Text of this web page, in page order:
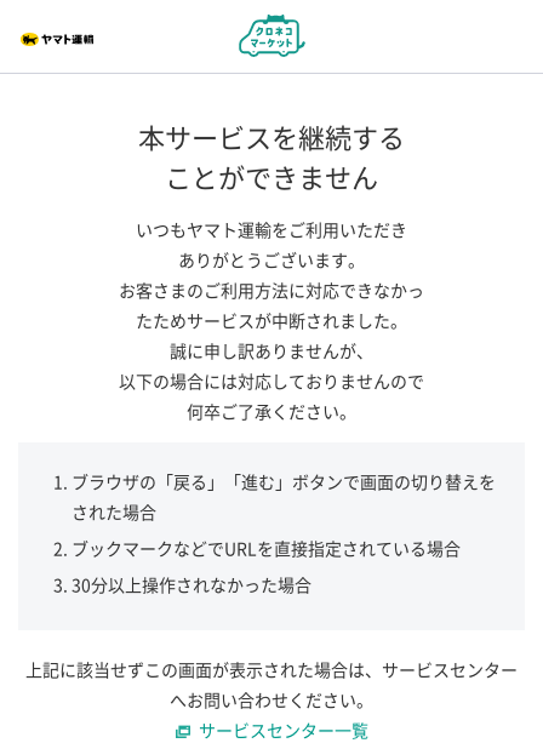
本サービスを継続する
ことができません
いつもヤマト運輸をご利用いただき
ありがとうございます。
お客さまのご利用方法に対応できなかっ
たためサービスが中断されました。
誠に申し訳ありませんが、
以下の場合には対応しておりませんので
何卒ご了承ください。
ブラウザの「戻る」「進む」ボタンで画面の切り替えを
された場合
ブックマークなどでURLを直接指定されている場合
30分以上操作されなかった場合
上記に該当せずこの画面が表示された場合は、サービスセンター
へお問い合わせください。
サービスセンター一覧